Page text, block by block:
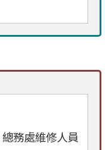
總務處維修人員